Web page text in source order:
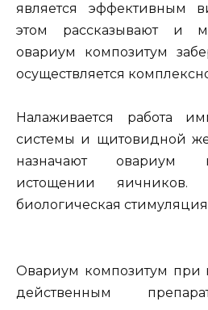
является эффективным
этом рассказывают и
овариум композитум
осуществляется
Налаживается работа
системы и щитовидной
назначают овариум
истощении яичников.
биологическая
Овариум композитум при
действенным